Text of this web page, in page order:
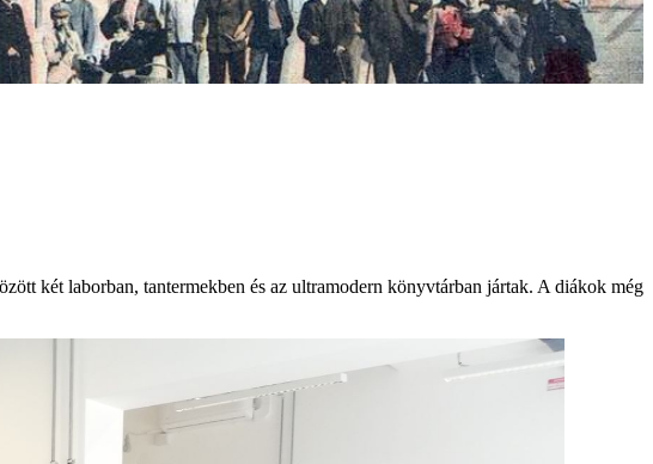
két laborban, tantermekben és az ultramodern könyvtárban jártak. A diákok még